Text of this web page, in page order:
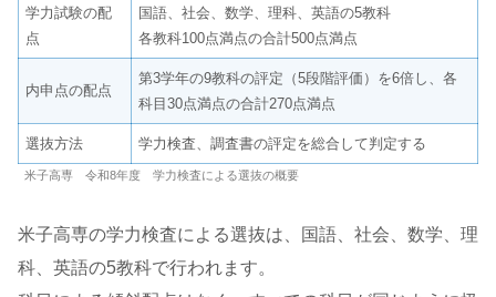
学力試験の配
点
国語、社会、数学、理科、英語の5教科
各教科100点満点の合計500点満点
内申点の配点
第3学年の9教科の評定（5段階評価）を6倍し、各
科目30点満点の合計270点満点
選抜方法 学力検査、調査書の評定を総合して判定する
米子高専 令和8年度 学力検査による選抜の概要
米子高専の学力検査による選抜は、国語、社会、数学、理
科、英語の5教科で行われます。